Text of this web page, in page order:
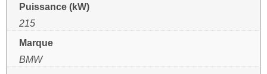
Puissance (kW)
215
Marque
BMW